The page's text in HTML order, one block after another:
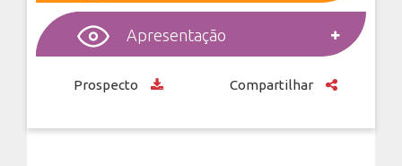
Apresentação
Prospecto Compartilhar